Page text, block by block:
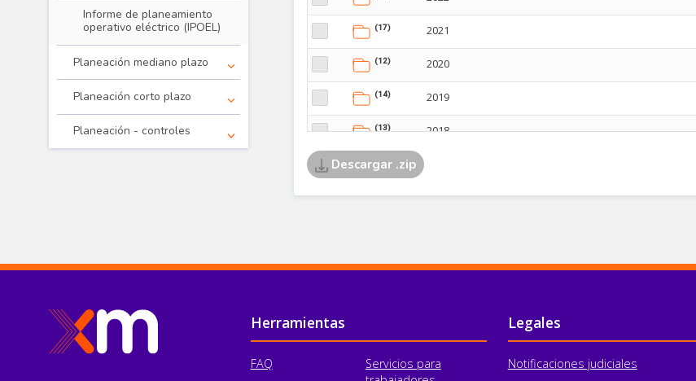
Informe de planeamiento
operativo eléctrico (IPOEL)
Planeación mediano plazo
Planeación corto plazo
Planeación - controles
Pie de página
Herramientas
FAQ
Servicios para
Legales
Notificaciones judiciales